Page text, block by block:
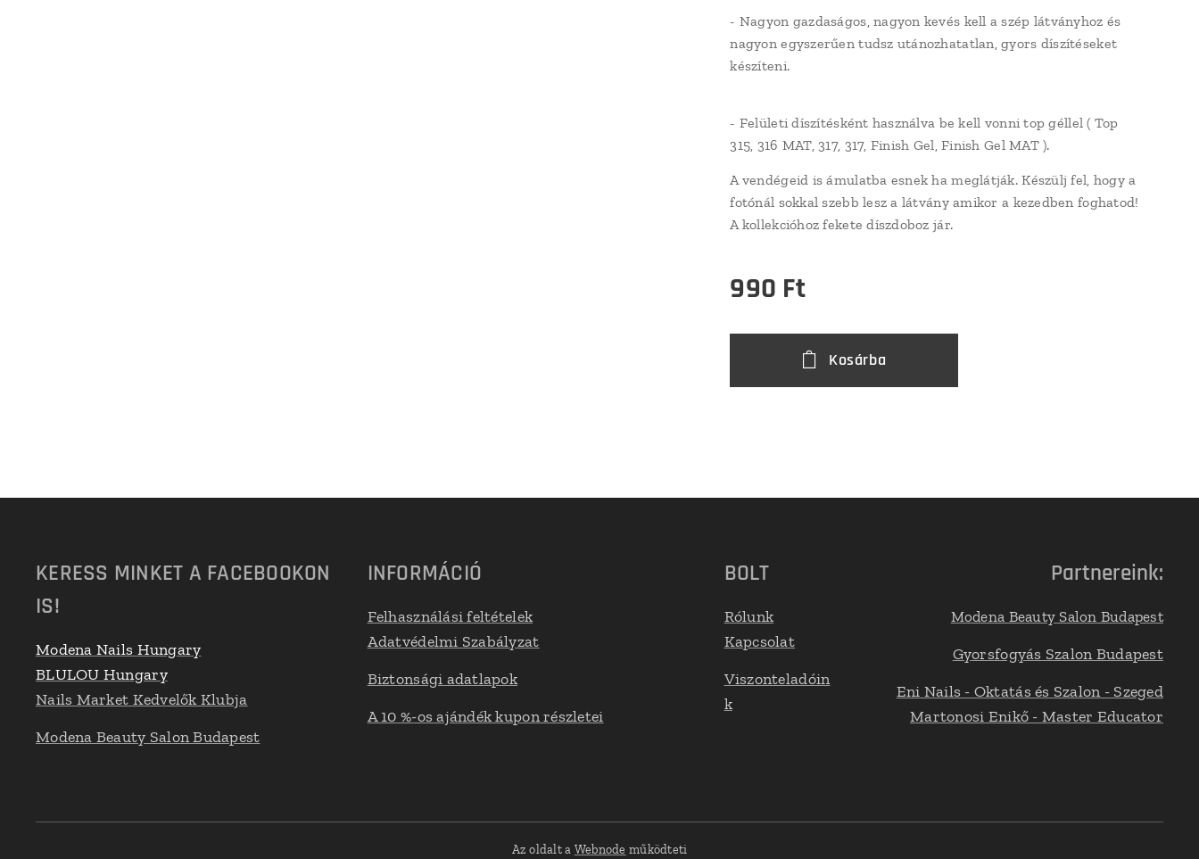
- Nagyon gazdaságos, nagyon kevés kell a szép látványhoz és
nagyon egyszerűen tudsz utánozhatatlan, gyors díszítéseket
készíteni.
- Felületi díszítésként használva be kell vonni top géllel ( Top
315, 316 MAT, 317, 317, Finish Gel, Finish Gel MAT ).
A vendégeid is ámulatba esnek ha meglátják. Készülj fel, hogy a
fotónál sokkal szebb lesz a látvány amikor a kezedben foghatod!
A kollekcióhoz fekete díszdoboz jár.
990 Ft
Kosárba
KERESS MINKET A FACEBOOKON
IS!
Modena Nails Hungary
BLULOU Hungary
Nails Market Kedvelők Klubja
Modena Beauty Salon Budapest
INFORMÁCIÓ
Felhasználási feltételek
Adatvédelmi Szabályzat
Biztonsági adatlapok
A 10 %-os ajándék kupon részletei
BOLT
Rólunk
Kapcsolat
Viszonteladóin
k
Partnereink:
Modena Beauty Salon Budapest
Gyorsfogyás Szalon Budapest
Eni Nails - Oktatás és Szalon - Szeged
Martonosi Enikő - Master Educator
Az oldalt a Webnode működteti